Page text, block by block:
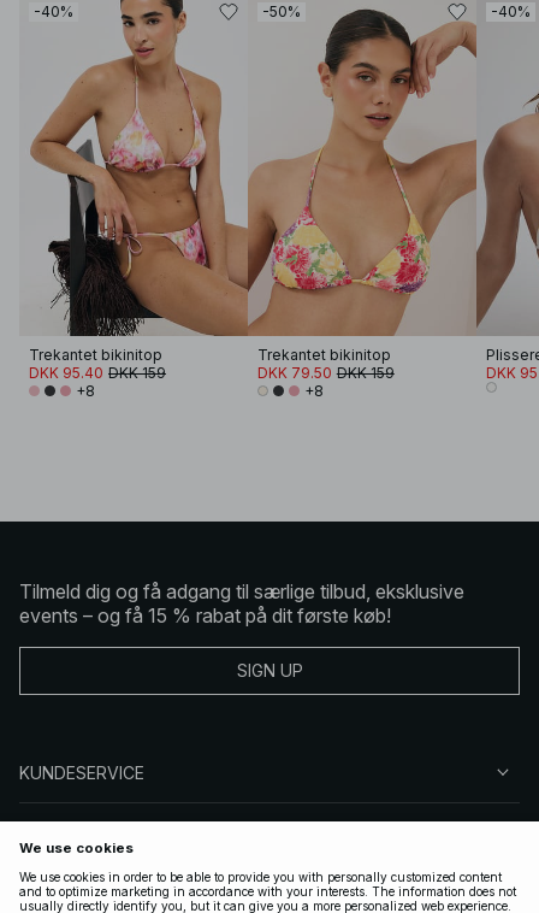
-40%
Trekantet bikinitop
DKK 95.40 DKK 159
+8
-50%
Trekantet bikinitop
DKK 79.50 DKK 159
+8
-40%
DKK
Tilmeld dig og få adgang til særlige tilbud, eksklusive
events – og få 15 % rabat på dit første køb!
SIGN UP
KUNDESERVICE
FØLG OS